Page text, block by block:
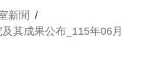
新聞 /
其成果公布_115年06月